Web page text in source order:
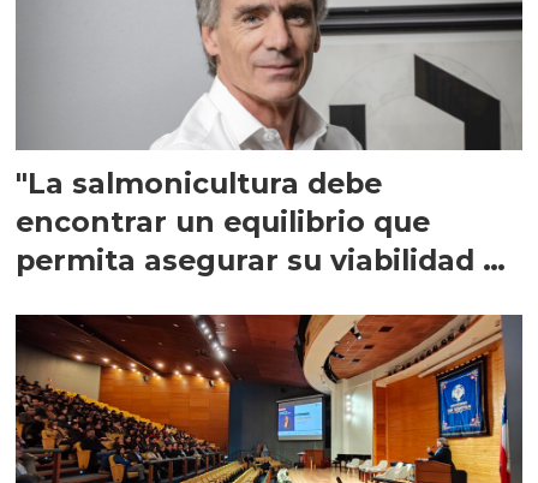
"La salmonicultura debe
encontrar un equilibrio que
permita asegurar su viabilidad de